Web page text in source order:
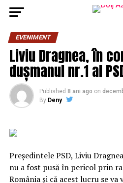
EVENIMENT
Liviu Dragnea, în
dușmanul nr.1 al
Published 8 ani ago on
By Deny
Preşedintele PSD, Liviu
nu a fost pusă în pericol prin
România şi că acest lucru se va